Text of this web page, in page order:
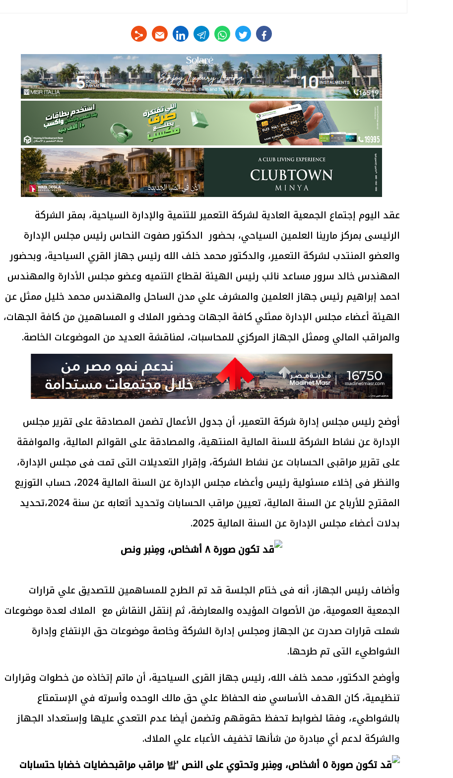
facebook
twitter
whats
telegram
linkedin
عقد اليوم إجتماع الجمعية العادية لشركة التعمير للتنمية والإدارة السياحية، بمقر الشركة
الرئيسى بمركز مارينا العلمين السياحي، بحضور الدكتور صفوت النحاس رئيس مجلس الإدارة
والعضو المنتدب لشركة التعمير، والدكتور محمد خلف الله رئيس جهاز القري السياحية، وبحضور
المهندس خالد سرور مساعد نائب رئيس الهيئة لقطاع التنميه وعضو مجلس الأدارة والمهندس
احمد إبراهيم رئيس جهاز العلمين والمشرف علي مدن الساحل والمهندس محمد خليل ممثل عن
الهيئة أعضاء مجلس الإدارة ممثلي كافة الجهات وحضور الملاك و المساهمين من كافة الجهات،
والمراقب المالي وممثل الجهاز المركزي للمحاسبات، لمناقشة العديد من الموضوعات الخاصة.
أوضح رئيس مجلس إدارة شركة التعمير، أن جدول الأعمال تضمن المصادقة على تقرير مجلس
الإدارة عن نشاط الشركة للسنة المالية المنتهية، والمصادقة على القوائم المالية، والموافقة
على تقرير مراقبى الحسابات عن نشاط الشركة، وإقرار التعديلات التى تمت فى مجلس الإدارة،
والنظر فى إخلاء مسئولية رئيس وأعضاء مجلس الإدارة عن السنة المالية 2024، حساب التوزيع
المقترح للأرباح عن السنة المالية، تعيين مراقب الحسابات وتحديد أتعابه عن سنة 2024،تحديد
بدلات أعضاء مجلس الإدارة عن السنة المالية 2025.
وأضاف رئيس الجهاز، أنه فى ختام الجلسة قد تم الطرح للمساهمين للتصديق علي قرارات
الجمعية العمومية، من الأصوات المؤيده والمعارضة، ثم إنتقل النقاش مع الملاك لعدة موضوعات
شملت قرارات صدرت عن الجهاز ومجلس إدارة الشركة وخاصة موضوعات حق الإنتفاع وإدارة
الشواطيء التى تم طرحها.
وأوضح الدكتور، محمد خلف الله، رئيس جهاز القرى السياحية، أن ماتم إتخاذه من خطوات وقرارات
تنظيمية، كان الهدف الأساسي منه الحفاظ علي حق مالك الوحده وأسرته في الإستمتاع
بالشواطيء، وفقا لضوابط تحفظ حقوقهم وتضمن أيضا عدم التعدي عليها وإستعداد الجهاز
والشركة لدعم أي مبادرة من شأنها تخفيف الأعباء علي الملاك.
الرئيس السيسي: تداعيات خطيرة على
الاقتصاد العالمي وأسعار الوقود حال
استمرار الأزمة في الشرق الأوسط
رئيس الوزراء يتابع الإجراءات الخاصة
بتنفيذ التوجيهات الرئاسية بطرح وحدات
سكنية بالإيجار للمواطنين
30 مارس 2026 04:40 م
افتتاح «إيجبس 2026» بحضور دولي
الاقتصاد العالمي وأسعار الوقود حال
استمرار الأزمة في الشرق الأوسط
رئيس الوزراء يتابع الإجراءات الخاصة
بتنفيذ التوجيهات الرئاسية بطرح وحدات
سكنية بالإيجار للمواطنين
30 مارس 2026 04:40 م
واسع.. والبترول: مصر تعزز مكانتها